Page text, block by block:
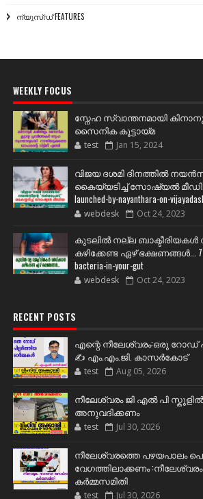
ന്യൂസ്ഡ് FEATURES
WEEKLY FOCUS
സ്നേഹ സ്വാന്തനമായി
സൈനിക കൂട്ടായ്മ
test Jan 15, 2024
വിജയ ദശമി ദിനത്തില്‍
കൈയ്യടിച്ച് സോഷ്യല്‍ മീഡിയ
launched-by-nayanthara-on-
webdesk Oct 24, 2023
കുടലിൽ നല്ല ബാക്ടീരിയകൾ
കഴിക്കേണ്ട ഏഴ് ഭക്ഷണങ്ങള്‍... 7-
bacteria-in-your-gut
webdesk Oct 24, 2023
RECENT POSTS
എന്റെ നീലേശ്വരം:ഒരു റോഡ്
✍️ എം.എം.ജി. കാസർകോട്
test Aug 05, 2026
നീലേശ്വരം ജി എൽ പി
അനുവദിക്കണം
test Jul 30, 2026
നീലേശ്വരത്തെ പഴയപാലം
വേഗത്തിലാക്കണം
കർമ്മസമിതി
test Jul 30, 2026